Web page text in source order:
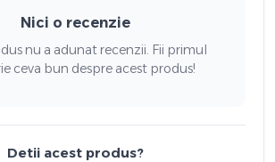
Nici o recenzie
nu a adunat recenzii. Fii primul
ceva bun despre acest produs!
Detii acest produs?